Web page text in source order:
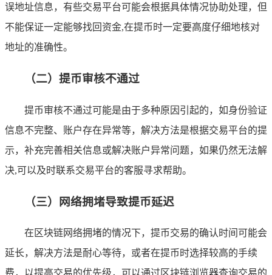
误地址信息，有些交易平台可能会根据具体情况协助处理，但
不能保证一定能够找回资金,在提币时一定要高度仔细地核对
地址的准确性。
（二）提币审核不通过
提币审核不通过可能是由于多种原因引起的，如身份验证
信息不完整、账户存在异常等，解决方法是根据交易平台的提
示，补充完善相关信息或解决账户异常问题，如果仍然无法解
决,可以及时联系交易平台的客服寻求帮助。
（三）网络拥堵导致提币延迟
在区块链网络拥堵的情况下，提币交易的确认时间可能会
延长，解决方法是耐心等待，或者在提币时选择较高的手续